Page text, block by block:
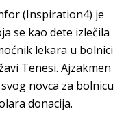
(Inspiration4) je
se kao dete izlečila
lekara u bolnici
Tenesi. Ajzakmen
novca za bolnicu
donacija.